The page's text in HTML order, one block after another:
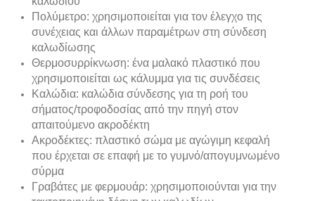
Πολύμετρο: χρησιμοποιείται για τον έλεγχο της
συνέχειας και άλλων παραμέτρων στη σύνδεση
καλωδίωσης
Θερμοσυρρίκνωση: ένα μαλακό πλαστικό που
χρησιμοποιείται ως κάλυμμα για τις συνδέσεις
Καλώδια: καλώδια σύνδεσης για τη ροή του
σήματος/τροφοδοσίας από την πηγή στον
απαιτούμενο ακροδέκτη
Ακροδέκτες: πλαστικό σώμα με αγώγιμη κεφαλή
που έρχεται σε επαφή με το γυμνό/απογυμνωμένο
σύρμα
Γραβάτες με φερμουάρ: χρησιμοποιούνται για την